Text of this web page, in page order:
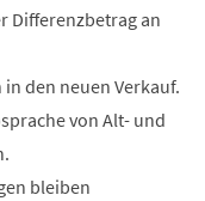
Differenzbetrag an
den neuen Verkauf.
von Alt- und
bleiben